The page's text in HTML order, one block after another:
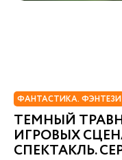
ФАНТАСТИКА. ФЭНТЕЗИ
ТЕМНЫЙ
ИГРОВЫХ
СПЕКТАКЛЬ.